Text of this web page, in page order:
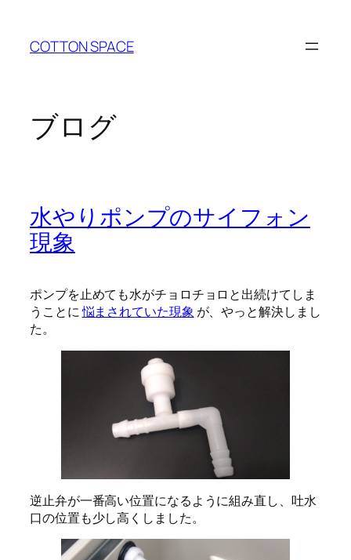
COTTON SPACE
ブログ
水やりポンプのサイフォン
現象
ポンプを止めても水がチョロチョロと出続けてしま
うことに悩まされていた現象が、やっと解決しまし
た。
逆止弁が一番高い位置になるように組み直し、吐水
口の位置も少し高くしました。